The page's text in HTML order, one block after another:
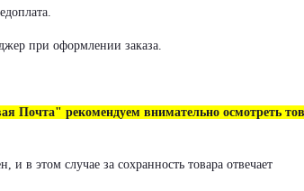
при оформлении заказа.
Почта" рекомендуем внимательно осмотреть
в этом случае за сохранность товара отвечает